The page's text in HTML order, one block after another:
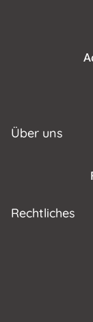
Über uns
Rechtliches